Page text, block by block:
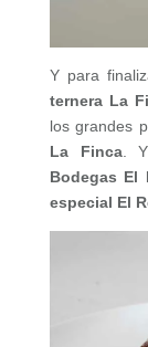
Y para
ternera La
los grandes
La Finca.
Bodegas El
especial El